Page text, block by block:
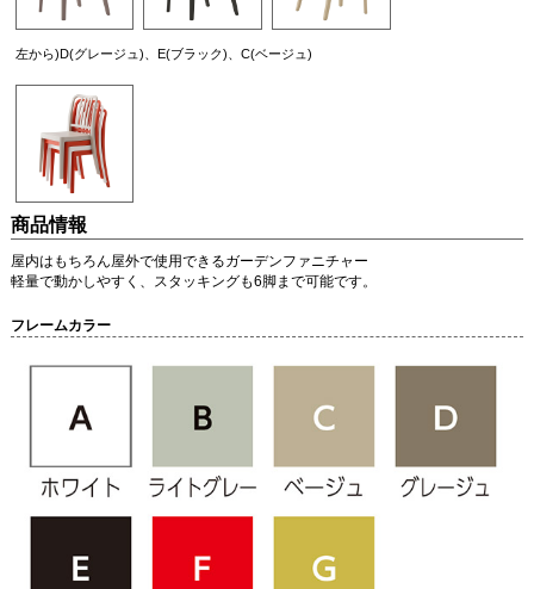
左から)D(グレージュ)、E(ブラック)、C(ベージュ)
商品情報
屋内はもちろん屋外で使用できるガーデンファニチャー
軽量で動かしやすく、スタッキングも6脚まで可能です。
フレームカラー